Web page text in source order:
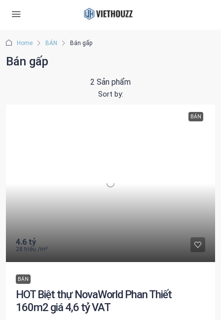
Home BÁN Bán gấp
Bán gấp
2 Sản phẩm
Sort by:
BÁN
4.6 tỷ
28 triệu /m²
BÁN
HOT Biệt thự NovaWorld Phan Thiết
160m2 giá 4,6 tỷ VAT